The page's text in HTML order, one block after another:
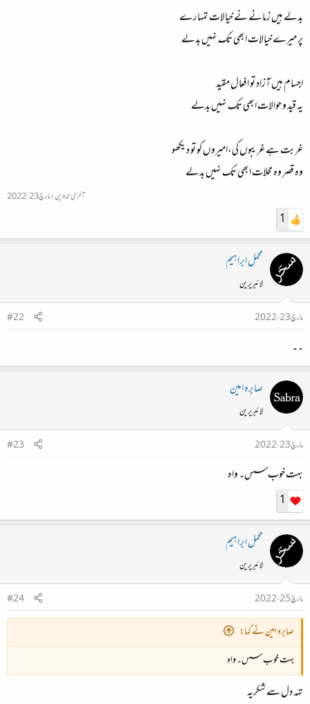
بدلے ہیں زمانے نے خیالات تمہارے
پر میرے خیالات ابھی تک نہیں بدلے
اجسام ہیں آزاد تو افعال مقید
یہ قید و حوالات ابھی تک نہیں بدلے
غربت ہے غریبوں کی،امیروں کو تو دیکھو
وہ قصر وہ محلات ابھی تک نہیں بدلے
آخری تدوین:مارچ 23، 2022
1
محمل ابراہیم
لائبریرین
مارچ 23، 2022
#22
۔۔
صابرہ امین
لائبریرین
مارچ 23، 2022
#23
بہت خوب سس۔ واہ
1
محمل ابراہیم
لائبریرین
مارچ 25، 2022
#24
صابرہ امین نے کہا:
بہت خوب سس۔ واہ
تہہ دل سے شکریہ